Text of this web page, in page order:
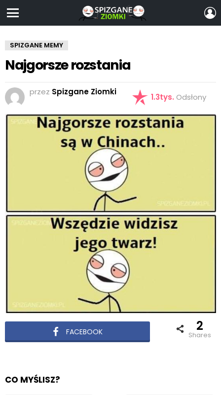
SPIZGANE MEMY
Najgorsze rozstania
przez Spizgane Ziomki
1.3tys. Odsłony
FACEBOOK 2
shares
CO MYŚLISZ?